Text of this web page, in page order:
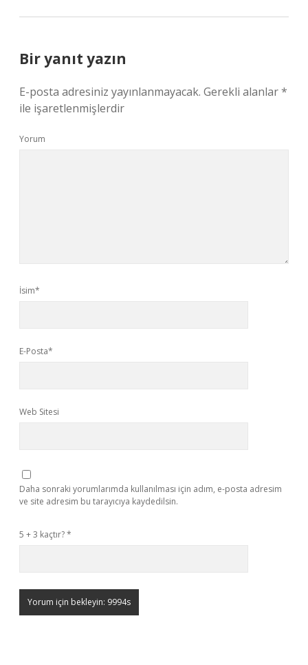
Bir yanıt yazın
E-posta adresiniz yayınlanmayacak. Gerekli alanlar*
ile işaretlenmişlerdir
Yorum
İsim*
E-Posta*
Web Sitesi
Daha sonraki yorumlarımda kullanılması için adım, e-posta adresim
ve site adresim bu tarayıcıya kaydedilsin.
5 + 3 kaçtır?*